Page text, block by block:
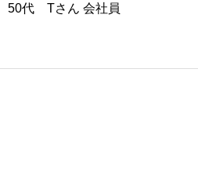
50代 Tさん 会社員